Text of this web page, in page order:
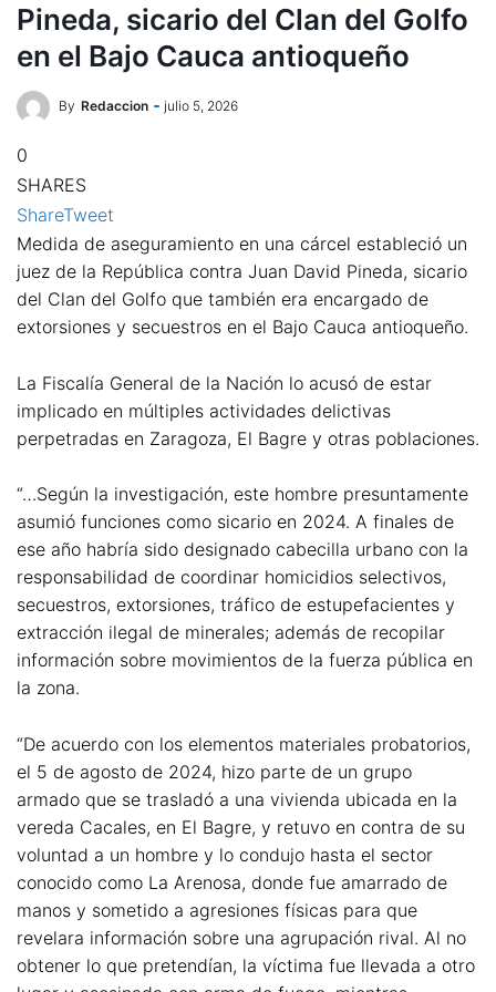
Pineda, sicario del Clan del Golfo
en el Bajo Cauca antioqueño
By Redaccion julio 5, 2026
0
SHARES
ShareTweet
Medida de aseguramiento en una cárcel estableció un
juez de la República contra Juan David Pineda, sicario
del Clan del Golfo que también era encargado de
extorsiones y secuestros en el Bajo Cauca antioqueño.
La Fiscalía General de la Nación lo acusó de estar
implicado en múltiples actividades delictivas
perpetradas en Zaragoza, El Bagre y otras poblaciones.
“…Según la investigación, este hombre presuntamente
asumió funciones como sicario en 2024. A finales de
ese año habría sido designado cabecilla urbano con la
responsabilidad de coordinar homicidios selectivos,
secuestros, extorsiones, tráfico de estupefacientes y
extracción ilegal de minerales; además de recopilar
información sobre movimientos de la fuerza pública en
la zona.
“De acuerdo con los elementos materiales probatorios,
el 5 de agosto de 2024, hizo parte de un grupo
armado que se trasladó a una vivienda ubicada en la
vereda Cacales, en El Bagre, y retuvo en contra de su
voluntad a un hombre y lo condujo hasta el sector
conocido como La Arenosa, donde fue amarrado de
manos y sometido a agresiones físicas para que
revelara información sobre una agrupación rival. Al no
obtener lo que pretendían, la víctima fue llevada a otro